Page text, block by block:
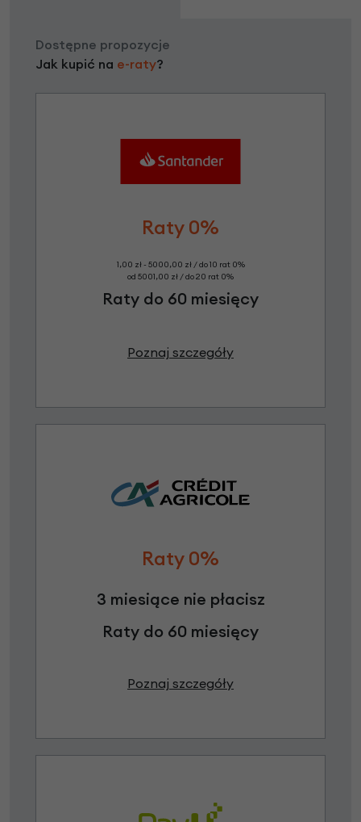
Dostępne propozycje
Jak kupić na e-raty?
Raty 0%
1,00 zł - 5000,00 zł / do 10 rat 0%
od 5001,00 zł / do 20 rat 0%
Raty do 60 miesięcy
Poznaj szczegóły
Raty 0%
3 miesiące nie płacisz
Raty do 60 miesięcy
Poznaj szczegóły